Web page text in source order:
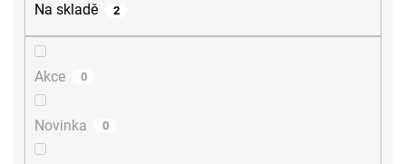
Na skladě 2
Akce 0
Novinka 0